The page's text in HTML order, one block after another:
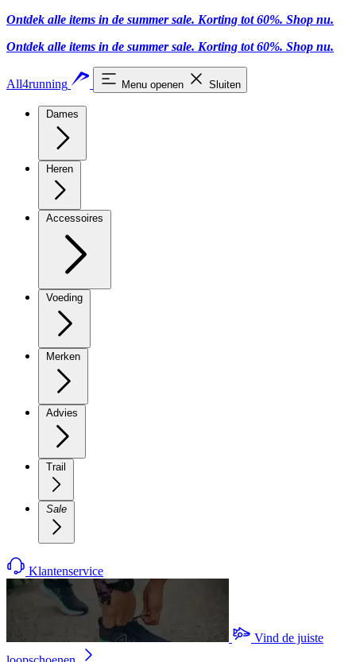
Ontdek alle items in de summer sale. Korting tot 60%. Shop nu.
Ontdek alle items in de summer sale. Korting tot 60%. Shop nu.
All4running Menu openen Sluiten
Dames
Heren
Accessoires
Voeding
Merken
Advies
Trail
Sale
Klantenservice
Vind de juiste